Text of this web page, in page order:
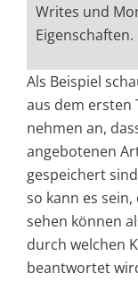
Writes und
Eigenschaften.
Als Beispiel
aus dem ersten
nehmen an,
angebotenen
gespeichert
so kann es
sehen können
durch welchen
beantwortet